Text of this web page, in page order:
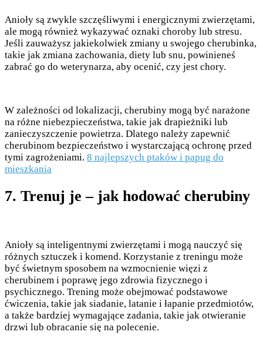
Anioły są zwykle szczęśliwymi i energicznymi zwierzętami,
ale mogą również wykazywać oznaki choroby lub stresu.
Jeśli zauważysz jakiekolwiek zmiany u swojego cherubinka,
takie jak zmiana zachowania, diety lub snu, powinieneś
zabrać go do weterynarza, aby ocenić, czy jest chory.
W zależności od lokalizacji, cherubiny mogą być narażone
na różne niebezpieczeństwa, takie jak drapieżniki lub
zanieczyszczenie powietrza. Dlatego należy zapewnić
cherubinom bezpieczeństwo i wystarczającą ochronę przed
tymi zagrożeniami. 8 najlepszych ptaków i papug do
mieszkania
7. Trenuj je – jak hodować cherubiny
Anioły są inteligentnymi zwierzętami i mogą nauczyć się
różnych sztuczek i komend. Korzystanie z treningu może
być świetnym sposobem na wzmocnienie więzi z
cherubinem i poprawę jego zdrowia fizycznego i
psychicznego. Trening może obejmować podstawowe
ćwiczenia, takie jak siadanie, latanie i łapanie przedmiotów,
a także bardziej wymagające zadania, takie jak otwieranie
drzwi lub obracanie się na polecenie.